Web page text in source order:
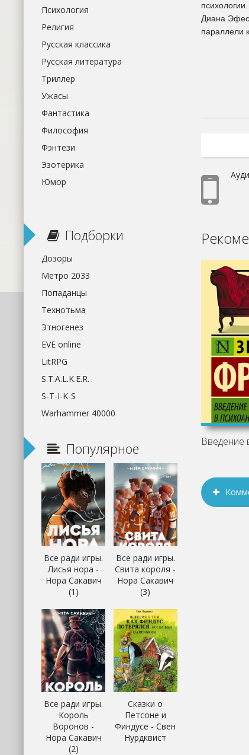
Диана
параллели
Психология
Религия
Русская классика
Русская литература
Триллер
Ужасы
Фантастика
Философия
Фэнтези
Эзотерика
Юмор
Подборки
Дозоры
Метро 2033
Попаданцы
Технотьма
Этногенез
EVE online
LitRPG
S.T.A.L.K.E.R.
S-T-I-K-S
Warhammer 40000
Популярное
Все ради игры.
Лисья нора -
Нора Сакавич
(1)
Все ради игры.
Свита короля -
Нора Сакавич
(3)
Все ради игры.
Король
Воронов -
Нора Сакавич
(2)
Сказки о
Петсоне и
Финдусе - Свен
Нурдквист